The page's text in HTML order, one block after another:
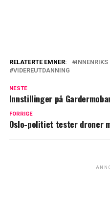
RELATERTE EMNER: INNENRIKS
VIDEREUTDANNING
NESTE
Innstillinger på
FORRIGE
Oslo-politiet tester droner